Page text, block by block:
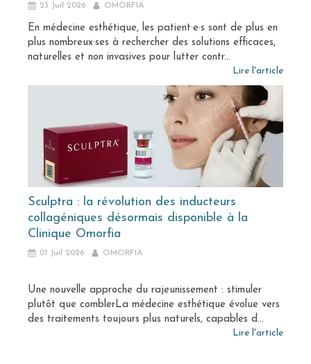
23 Juil 2026 OMORFIA
En médecine esthétique, les patient·e·s sont de plus en
plus nombreux·ses à rechercher des solutions efficaces,
naturelles et non invasives pour lutter contr...
Lire l'article
Sculptra : la révolution des inducteurs
collagéniques désormais disponible à la
Clinique Omorfia
01 Juil 2026 OMORFIA
Une nouvelle approche du rajeunissement : stimuler
plutôt que comblerLa médecine esthétique évolue vers
des traitements toujours plus naturels, capables d...
Lire l'article